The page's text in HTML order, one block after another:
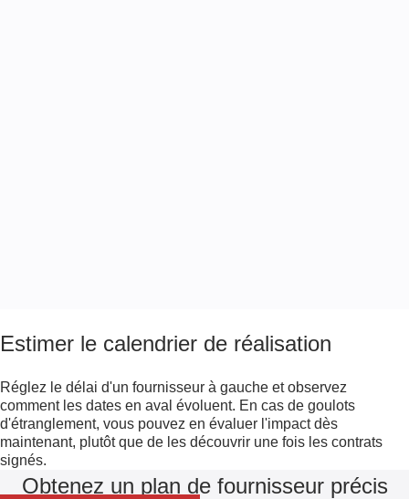
Estimer le calendrier de réalisation
Réglez le délai d'un fournisseur à gauche et observez
comment les dates en aval évoluent. En cas de goulots
d'étranglement, vous pouvez en évaluer l'impact dès
maintenant, plutôt que de les découvrir une fois les contrats
signés.
Obtenez un plan de fournisseur précis